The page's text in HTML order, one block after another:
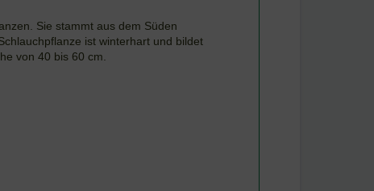
Sie stammt aus dem Süden
ist winterhart und bildet
von 40 bis 60 cm.